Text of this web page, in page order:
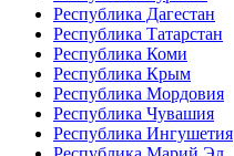
Республика Дагестан
Республика Татарстан
Республика Коми
Республика Крым
Республика Мордовия
Республика Чувашия
Республика Ингушетия